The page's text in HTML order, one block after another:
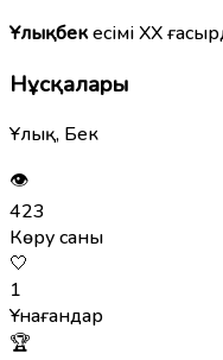
Ұлықбекесімі XX
Нұсқалары
Ұлық, Бек
👁
423
Көру саны
🤍
1
Ұнағандар
🏆